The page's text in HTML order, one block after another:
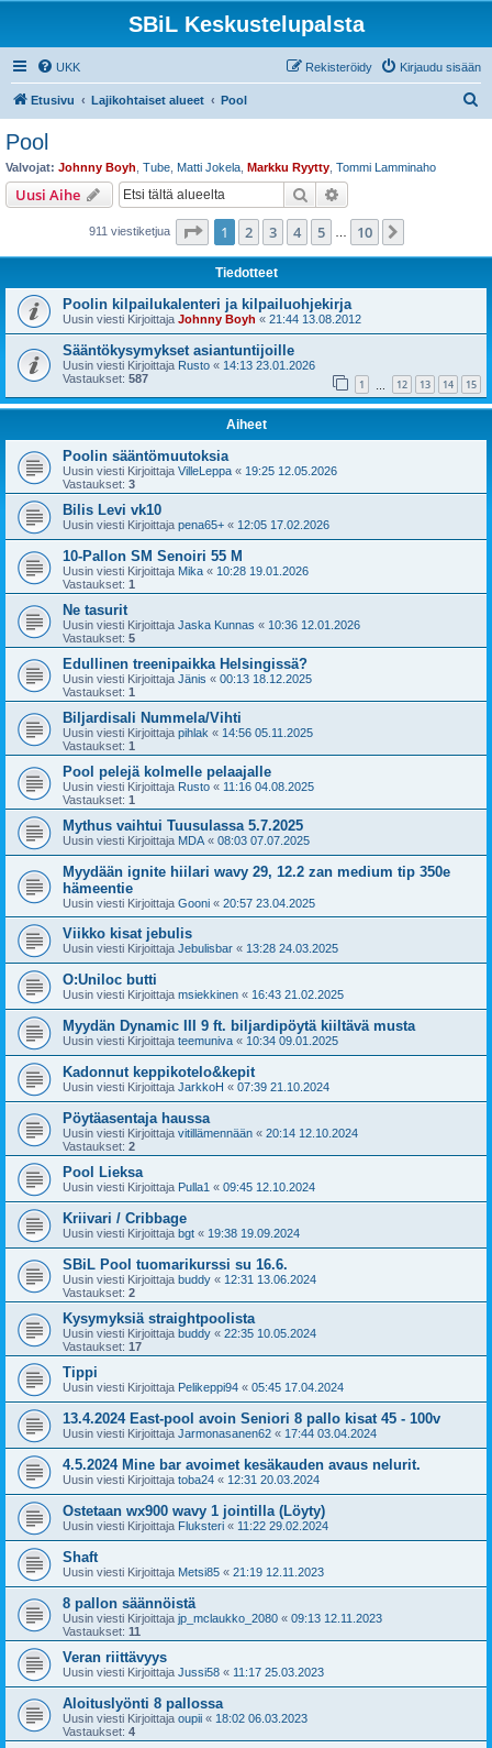
SBiL Keskustelupalsta
UKK Kirjaudu sisään
Rekisteröidy
Etusivu Lajikohtaiset alueet Pool
Pool
Valvojat: Johnny Boyh Tube Matti Jokela Markku Ryytty Tommi Lamminaho
Uusi Aihe Etsi
911 viestiketjua Sivu /10
1 2 3 4 5 10
Tiedotteet
Poolin kilpailukalenteri ja kilpailuohjekirja
Uusin viesti Kirjoittaja Johnny Boyh « 21:44 13.08.2012
Sääntökysymykset asiantuntijoille
Uusin viesti Kirjoittaja Rusto « 14:13 23.01.2026
Vastaukset: 587 1 12 13 14 15
Aiheet
Poolin sääntömuutoksia
Uusin viesti Kirjoittaja VilleLeppa « 19:25 12.05.2026
Vastaukset: 3
Bilis Levi vk10
Uusin viesti Kirjoittaja pena65+ « 12:05 17.02.2026
10-Pallon SM Senoiri 55 M
Uusin viesti Kirjoittaja Mika « 10:28 19.01.2026
Vastaukset: 1
Ne tasurit
Uusin viesti Kirjoittaja Jaska Kunnas « 10:36 12.01.2026
Vastaukset: 5
Edullinen treenipaikka Helsingissä?
Uusin viesti Kirjoittaja Jänis « 00:13 18.12.2025
Vastaukset: 1
Biljardisali Nummela/Vihti
Uusin viesti Kirjoittaja pihlak « 14:56 05.11.2025
Vastaukset: 1
Pool pelejä kolmelle pelaajalle
Uusin viesti Kirjoittaja Rusto « 11:16 04.08.2025
Vastaukset: 1
Mythus vaihtui Tuusulassa 5.7.2025
Uusin viesti Kirjoittaja MDA « 08:03 07.07.2025
Myydään ignite hiilari wavy 29, 12.2 zan medium tip 350e
hämeentie
Uusin viesti Kirjoittaja Gooni « 20:57 23.04.2025
Viikko kisat jebulis
Uusin viesti Kirjoittaja Jebulisbar « 13:28 24.03.2025
O:Uniloc butti
Uusin viesti Kirjoittaja msiekkinen « 16:43 21.02.2025
Myydän Dynamic III 9 ft. biljardipöytä kiiltävä musta
Uusin viesti Kirjoittaja teemuniva « 10:34 09.01.2025
Kadonnut keppikotelo&kepit
Uusin viesti Kirjoittaja JarkkoH « 07:39 21.10.2024
Pöytäasentaja haussa
Uusin viesti Kirjoittaja vitillämennään « 20:14 12.10.2024
Vastaukset: 2
Pool Lieksa
Uusin viesti Kirjoittaja Pulla1 « 09:45 12.10.2024
Kriivari / Cribbage
Uusin viesti Kirjoittaja bgt « 19:38 19.09.2024
SBiL Pool tuomarikurssi su 16.6.
Uusin viesti Kirjoittaja buddy « 12:31 13.06.2024
Vastaukset: 2
Kysymyksiä straightpoolista
Uusin viesti Kirjoittaja buddy « 22:35 10.05.2024
Vastaukset: 17
Tippi
Uusin viesti Kirjoittaja Pelikeppi94 « 05:45 17.04.2024
13.4.2024 East-pool avoin Seniori 8 pallo kisat 45 - 100v
Uusin viesti Kirjoittaja Jarmonasanen62 « 17:44 03.04.2024
4.5.2024 Mine bar avoimet kesäkauden avaus nelurit.
Uusin viesti Kirjoittaja toba24 « 12:31 20.03.2024
Ostetaan wx900 wavy 1 jointilla (Löyty)
Uusin viesti Kirjoittaja Fluksteri « 11:22 29.02.2024
Shaft
Uusin viesti Kirjoittaja Metsi85 « 21:19 12.11.2023
8 pallon säännöistä
Uusin viesti Kirjoittaja jp_mclaukko_2080 « 09:13 12.11.2023
Vastaukset: 11
Veran riittävyys
Uusin viesti Kirjoittaja Jussi58 « 11:17 25.03.2023
Aloituslyönti 8 pallossa
Uusin viesti Kirjoittaja oupii « 18:02 06.03.2023
Vastaukset: 4